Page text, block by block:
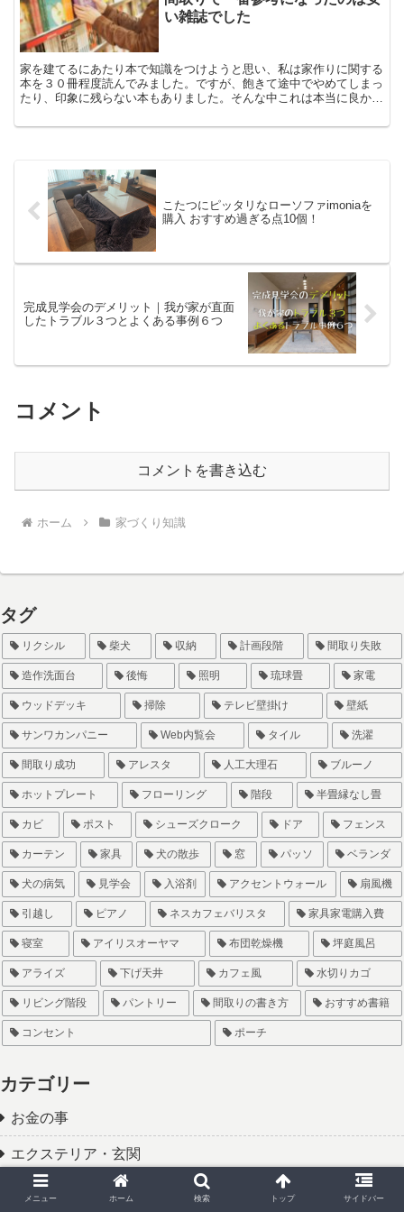
い雑誌でした
家を建てるにあたり本で知識をつけようと思い、私は家作りに関する
本を３０冊程度読んでみました。ですが、飽きて途中でやめてしまっ
たり、印象に残らない本もありました。そんな中これは本当に良かっ
建てる前に是非読むべき本を９選ご紹介したいと思います。
こたつにピッタリなローソファimoniaを
購入 おすすめ過ぎる点10個！
完成見学会のデメリット｜我が家が直面
したトラブル３つとよくある事例６つ
コメント
コメントを書き込む
ホーム 家づくり知識
タグ
リクシル 柴犬 収納 計画段階 間取り失敗
造作洗面台 後悔 照明 琉球畳 家電
ウッドデッキ 掃除 テレビ壁掛け 壁紙
サンワカンパニー Web内覧会 タイル 洗濯
間取り成功 アレスタ 人工大理石 ブルーノ
ホットプレート フローリング 階段 半畳縁なし畳
カビ ポスト シューズクローク ドア フェンス
カーテン 家具 犬の散歩 窓 パッソ ベランダ
犬の病気 見学会 入浴剤 アクセントウォール 扇風機
引越し ピアノ ネスカフェバリスタ 家具家電購入費
寝室 アイリスオーヤマ 布団乾燥機 坪庭風呂
アライズ 下げ天井 カフェ風 水切りカゴ
リビング階段 パントリー 間取りの書き方 おすすめ書籍
コンセント ポーチ
カテゴリー
お金の事
エクステリア・玄関
トラブル・失敗
メニュー ホーム 検索 トップ サイドバー